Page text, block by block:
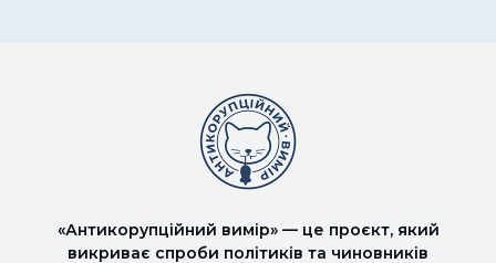
«Антикорупційний вимір» — це проєкт, який
викриває спроби політиків та чиновників